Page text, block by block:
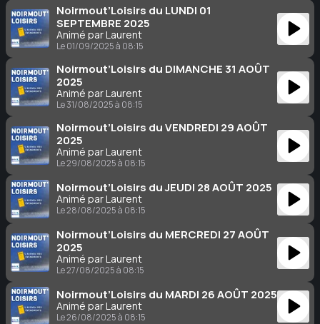
Noirmout’Loisirs du LUNDI 01
SEPTEMBRE 2025
Animé par Laurent
Le 01/09/2025 à 08:15
Noirmout’Loisirs du DIMANCHE 31 AOÛT
2025
Animé par Laurent
Le 31/08/2025 à 08:15
Noirmout’Loisirs du VENDREDI 29 AOÛT
2025
Animé par Laurent
Le 29/08/2025 à 08:15
Noirmout’Loisirs du JEUDI 28 AOÛT 2025
Animé par Laurent
Le 28/08/2025 à 08:15
Noirmout’Loisirs du MERCREDI 27 AOÛT
2025
Animé par Laurent
Le 27/08/2025 à 08:15
Noirmout’Loisirs du MARDI 26 AOÛT 2025
Animé par Laurent
Le 26/08/2025 à 08:15